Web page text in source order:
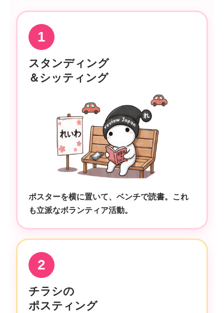
1
スタンディング
＆シッティング
ポスターを横に置いて、ベンチで読書。これ
も立派なボランティア活動。
2
チラシの
ポスティング